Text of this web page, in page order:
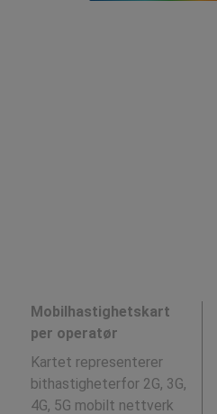
Mobilhastighetskart
per operatør
Kartet representerer
bithastigheterfor 2G, 3G,
4G, 5G mobilt nettverk